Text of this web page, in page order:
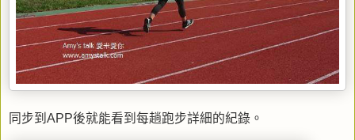
同步到APP後就能看到每趟跑步詳細的紀錄。